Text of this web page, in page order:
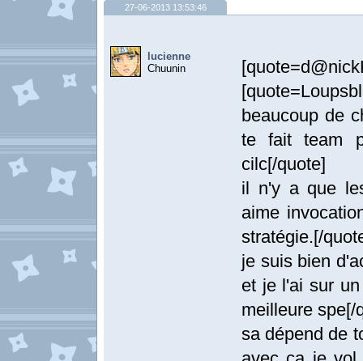
27-06-2013 13:53:46
lucienne
Chuunin
beaucoup de
te fait team
cilc[/quote]
il n'y a que
aime
stratégie.[/
je suis bien
et je l'ai sur
meilleure spe[/
sa dépend de